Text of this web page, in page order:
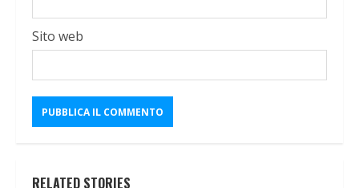
Sito web
RELATED STORIES